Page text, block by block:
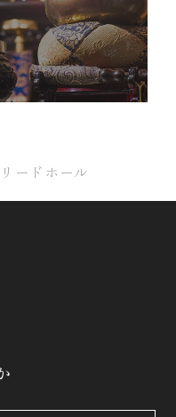
ードホール